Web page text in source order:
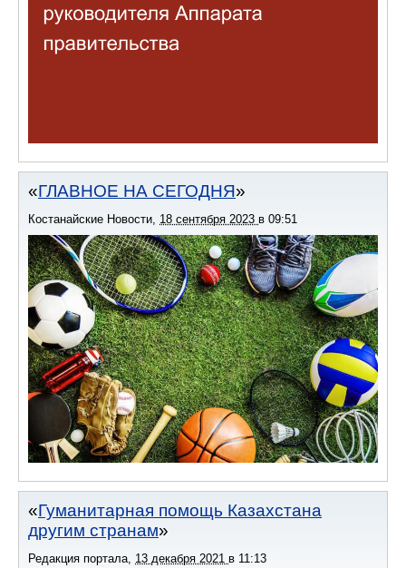
ГЛАВНОЕ НА СЕГОДНЯ
Костанайские Новости 18 сентября 2023 в 09:51
Гуманитарная помощь Казахстана
другим странам
Редакция портала, 13 декабря 2021 в 11:13